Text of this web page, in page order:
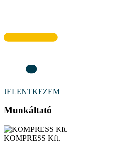
JELENTKEZEM
Munkáltató
KOMPRESS Kft.